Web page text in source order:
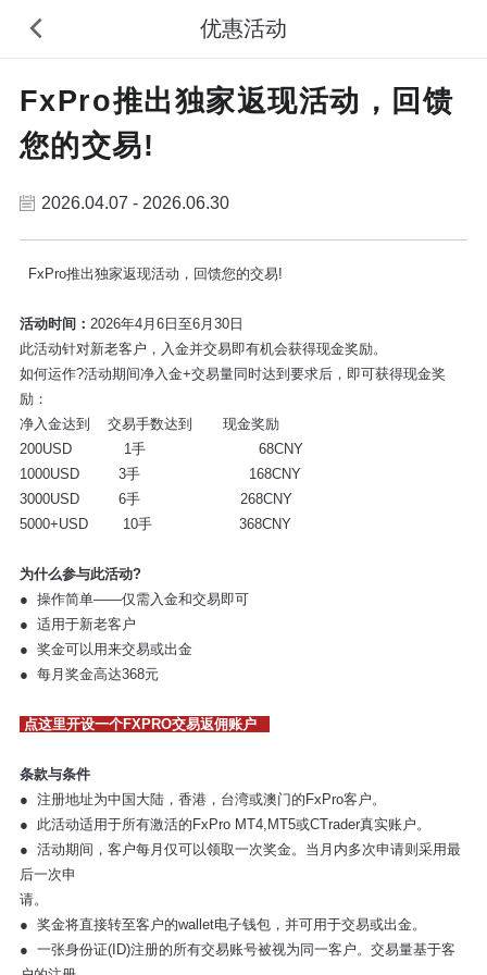
优惠活动
FxPro推出独家返现活动，回馈
您的交易!
2026.04.07 - 2026.06.30
FxPro推出独家返现活动，回馈您的交易!
活动时间： 2026年4月6日至6月30日
此活动针对新老客户，入金并交易即有机会获得现金奖励。
如何运作?活动期间净入金+交易量同时达到要求后，即可获得现金奖
励：
净入金达到 交易手数达到 现金奖励
200USD 1手 68CNY
1000USD 3手 168CNY
3000USD 6手 268CNY
5000+USD 10手 368CNY
为什么参与此活动?
● 操作简单——仅需入金和交易即可
● 适用于新老客户
● 奖金可以用来交易或出金
● 每月奖金高达368元
点这里开设一个FXPRO交易返佣账户
条款与条件
● 注册地址为中国大陆，香港，台湾或澳门的FxPro客户。
● 此活动适用于所有激活的FxPro MT4,MT5或CTrader真实账户。
● 活动期间，客户每月仅可以领取一次奖金。当月内多次申请则采用最
后一次申
请。
● 奖金将直接转至客户的wallet电子钱包，并可用于交易或出金。
● 一张身份证(ID)注册的所有交易账号被视为同一客户。交易量基于客